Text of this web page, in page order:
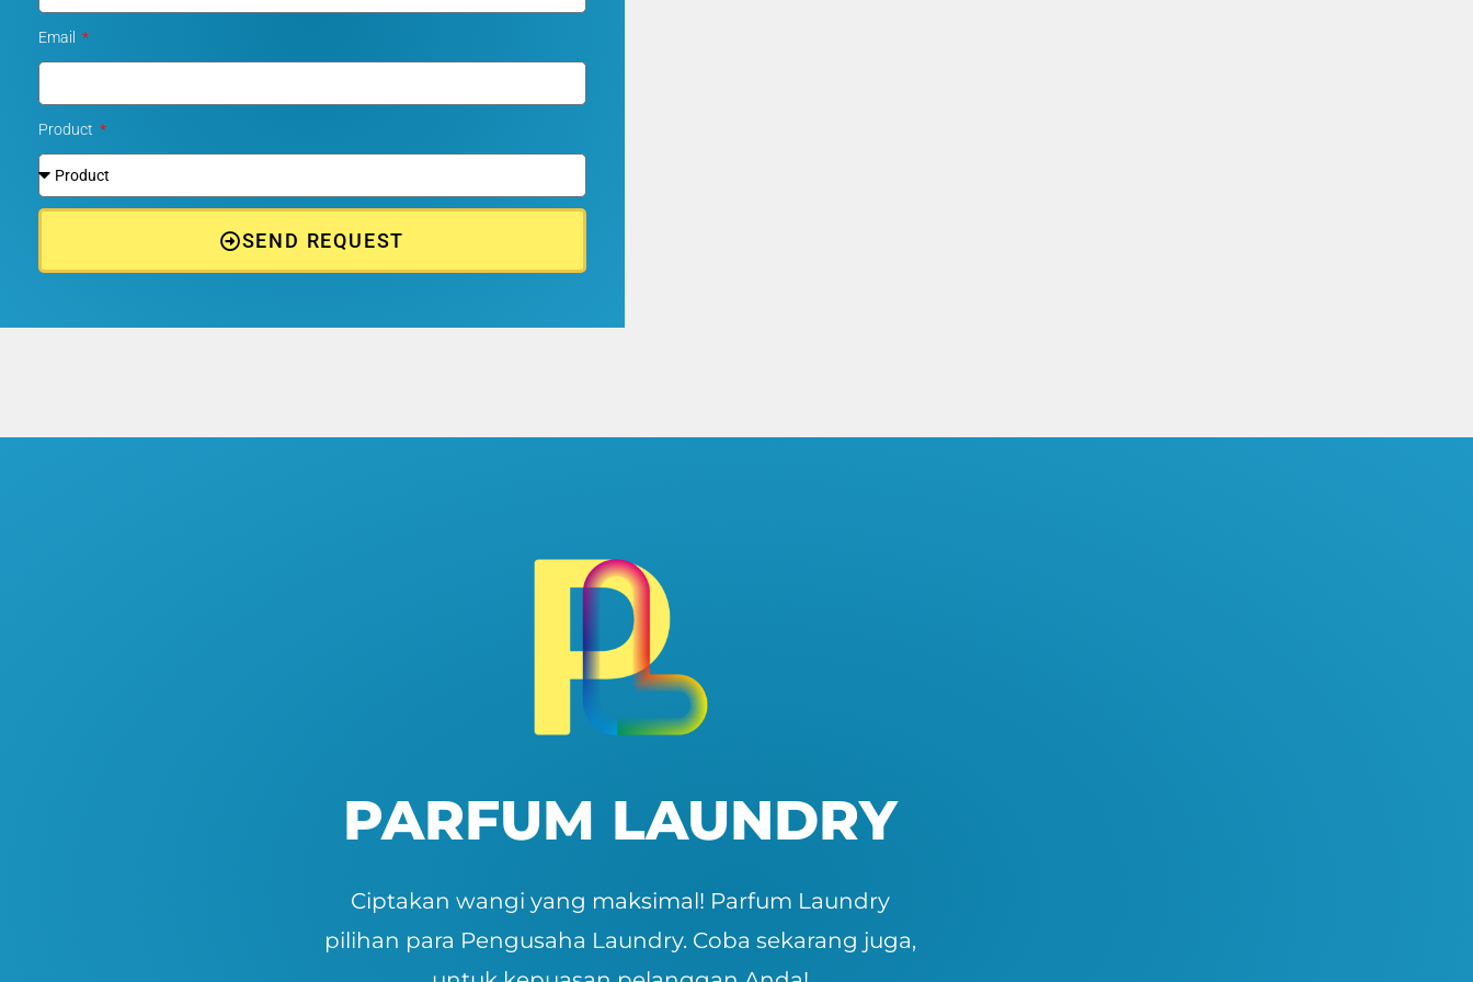
Email
Product
SEND REQUEST
PARFUM LAUNDRY
Ciptakan wangi yang maksimal! Parfum Laundry
pilihan para Pengusaha Laundry. Coba sekarang juga,